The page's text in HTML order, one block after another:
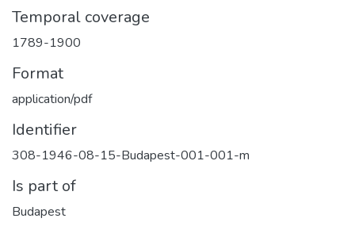
Temporal coverage
1789-1900
Format
application/pdf
Identifier
308-1946-08-15-Budapest-001-001-m
Is part of
Budapest